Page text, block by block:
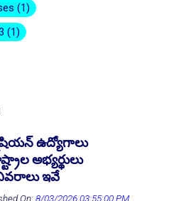
on 12-August-2026
1
1
27
2
2
ఉద్యోగాలు
అభ్యర్థులు
ఇవే
On:8/03/2026 03:55:00 PM